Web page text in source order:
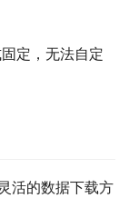
定，无法自定
活的数据下载方